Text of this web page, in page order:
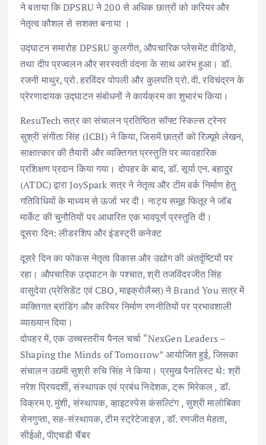
ने बताया कि DPSRU ने 200 से अधिक छात्रों को करियर और
नेतृत्व कौशल से सशक्त बनाया ।
उद्घाटन समारोह DPSRU कुलगीत, औपचारिक प्लेसमेंट वीडियो,
तथा दीप प्रज्वलन और सरस्वती वंदना के साथ आरंभ हुआ। डॉ.
रजनी माथुर, प्रो. हरविंदर पोपली और कुलपति प्रो. वी. रविचंद्रन के
प्रेरणादायक उद्घाटन संबोधनों ने कार्यक्रम का शुभारंभ किया।
ResuTech सत्र का संचालन प्रतिष्ठित सॉफ्ट स्किल्स ट्रेनर
सुश्री संगीता सिंह (ICBI) ने किया, जिसमें छात्रों को रिज़्यूमे लेखन,
साक्षात्कार की तैयारी और व्यक्तिगत प्रस्तुति पर व्यावहारिक
प्रशिक्षण प्रदान किया गया। दोपहर के बाद, डॉ. सूर्या एन. बहादुर
(ATDC) द्वारा JoySpark सत्र ने नेतृत्व और टीम वर्क निर्माण हेतु
गतिविधियों के माध्यम से ऊर्जा भर दी। नाट्य समूह फितूर ने जॉब
मार्केट की चुनौतियों पर आधारित एक भावपूर्ण प्रस्तुति दी।
दूसरा दिन: लीडरशिप और इंडस्ट्री कनेक्ट
दूसरे दिन का फोकस नेतृत्व विकास और उद्योग की अंतर्दृष्टियों पर
रहा। औपचारिक उद्घाटन के पश्चात, श्री तजविंदरजीत सिंह
वासुदेवा (प्रेसिडेंट एवं CBO, माइक्रोलैब्स) ने Brand You सत्र में
व्यक्तिगत ब्रांडिंग और करियर निर्माण रणनीतियों पर प्रभावशाली
व्याख्यान दिया।
दोपहर में, एक उच्चस्तरीय पैनल चर्चा “NexGen Leaders –
Shaping the Minds of Tomorrow” आयोजित हुई, जिसका
संचालन उद्यमी सुश्री रुचि सिंह ने किया। प्रमुख पैनलिस्ट थे: श्री
नरेश प्रियदर्शी, संस्थापक एवं प्रबंध निदेशक, ट्रू मिरेकल , डॉ.
विक्रम ए. मुंशी, संस्थापक, व्हाइटस्पेस कंसल्टिंग , सुश्री मालोबिका
सेनगुप्ता, सह-संस्थापक, टीम स्ट्रेटेजाइज़ , डॉ. रणजीत मेहता,
सीईओ, पीएचडी चैंबर